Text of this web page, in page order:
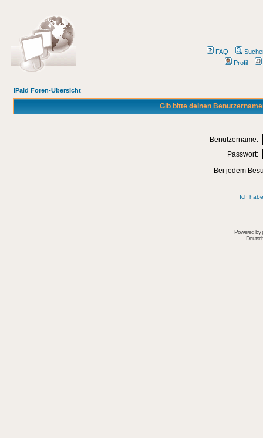
FAQ
Profil
IPaid Foren-Übersicht
Gib bitte deinen
Benutzername:
Passwort:
Bei jedem
Ich
Powered by